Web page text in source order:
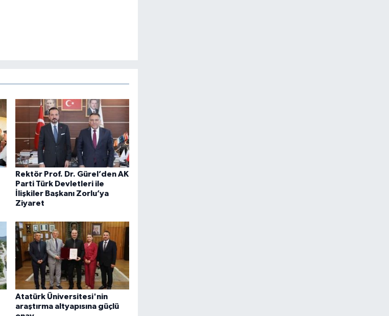
Rektör Prof. Dr. Gürel’den AK
Parti Türk Devletleri ile
İlişkiler Başkanı Zorlu’ya
Ziyaret
Atatürk Üniversitesi'nin
araştırma altyapısına güçlü